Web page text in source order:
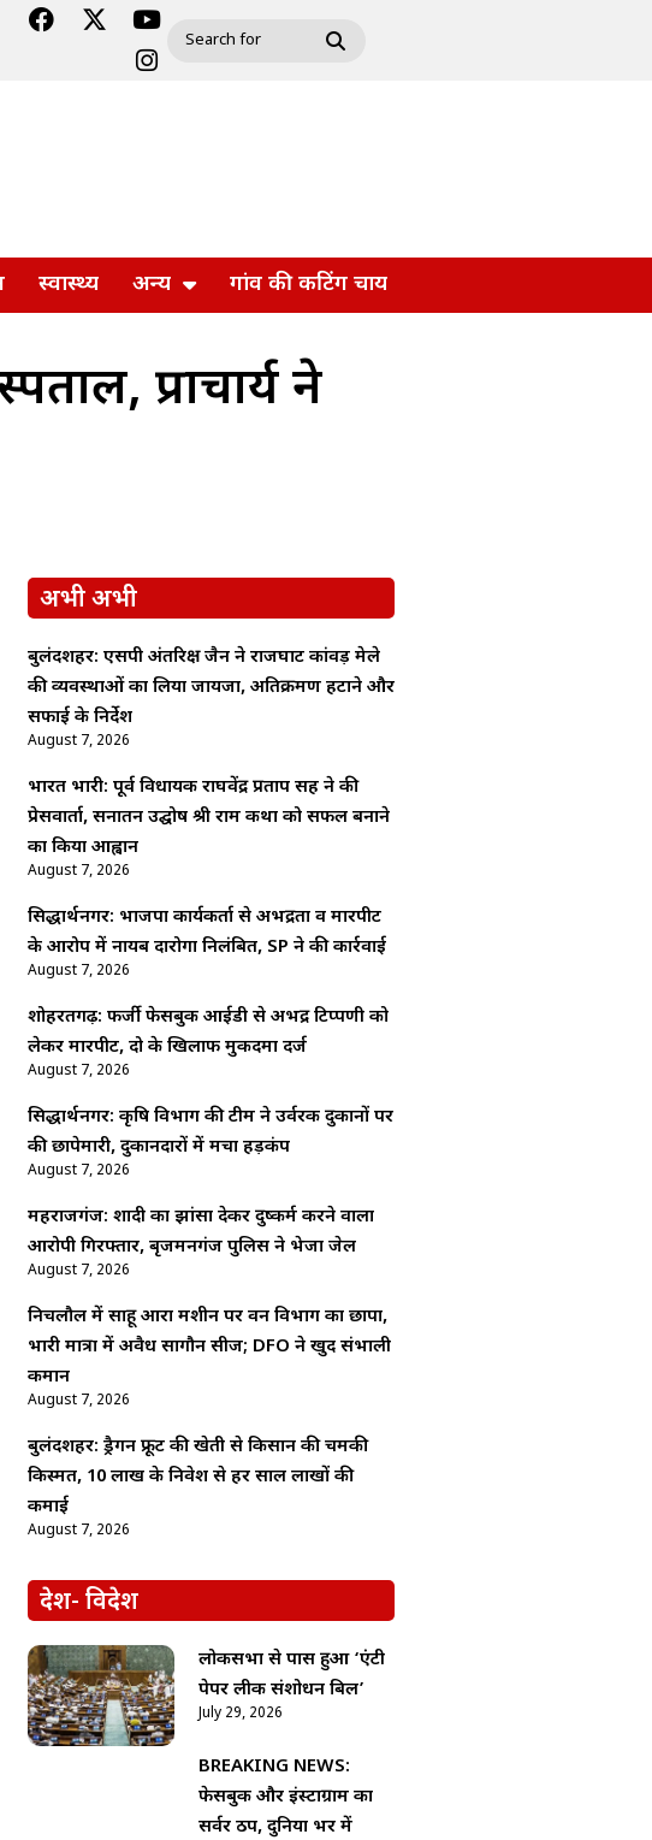
स्वास्थ्य अन्य गांव की कटिंग चाय
प्राचार्य ने
अभी अभी
बुलंदशहर: एसपी अंतरिक्ष जैन ने राजघाट कांवड़ मेले
की व्यवस्थाओं का लिया जायजा, अतिक्रमण हटाने और
सफाई के निर्देश
August 7, 2026
भारत भारी: पूर्व विधायक राघवेंद्र प्रताप सिंह ने की
प्रेसवार्ता, सनातन उद्घोष श्री राम कथा को सफल बनाने
का किया आह्वान
August 7, 2026
सिद्धार्थनगर: भाजपा कार्यकर्ता से अभद्रता व मारपीट
के आरोप में नायब दारोगा निलंबित, SP ने की कार्रवाई
August 7, 2026
शोहरतगढ़: फर्जी फेसबुक आईडी से अभद्र टिप्पणी को
लेकर मारपीट, दो के खिलाफ मुकदमा दर्ज
August 7, 2026
सिद्धार्थनगर: कृषि विभाग की टीम ने उर्वरक दुकानों पर
की छापेमारी, दुकानदारों में मचा हड़कंप
August 7, 2026
महराजगंज: शादी का झांसा देकर दुष्कर्म करने वाला
आरोपी गिरफ्तार, बृजमनगंज पुलिस ने भेजा जेल
August 7, 2026
निचलौल में साहू आरा मशीन पर वन विभाग का छापा,
भारी मात्रा में अवैध सागौन सीज; DFO ने खुद संभाली
कमान
August 7, 2026
बुलंदशहर: ड्रैगन फ्रूट की खेती से किसान की चमकी
किस्मत, 10 लाख के निवेश से हर साल लाखों की
कमाई
August 7, 2026
देश- विदेश
लोकसभा से पास हुआ ‘एंटी
पेपर लीक संशोधन बिल’
July 29, 2026
BREAKING NEWS:
फेसबुक और इंस्टाग्राम का
सर्वर ठप, दुनिया भर में